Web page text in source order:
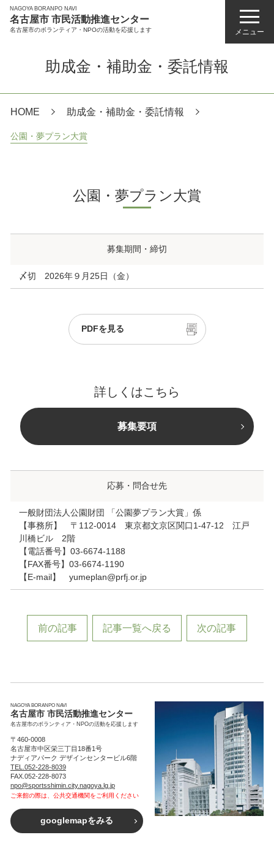
NAGOYA BORANPO NAVI
名古屋市 市民活動推進センター
名古屋市のボランティア・NPOの活動を応援します メニュー
助成金・補助金・委託情報
HOME 助成金・補助金・委託情報
公園・夢プラン大賞
公園・夢プラン大賞
募集期間・締切
〆切 2026年９月25日（金）
PDFを見る
詳しくはこちら
募集要項
応募・問合せ先
一般財団法人公園財団 「公園夢プラン大賞」係
【事務所】 〒112-0014 東京都文京区関口1-47-12 江戸
川橋ビル 2階
【電話番号】03-6674-1188
【FAX番号】03-6674-1190
【E-mail】 yumeplan@prfj.or.jp
前の記事 記事一覧へ戻る 次の記事
NAGOYA BORANPO NAVI
名古屋市 市民活動推進センター
名古屋市のボランティア・NPOの活動を応援します
〒460-0008
名古屋市中区栄三丁目18番1号
ナディアパーク デザインセンタービル6階
TEL.052-228-8039
FAX.052-228-8073
npo@sportsshimin.city.nagoya.lg.jp
ご来館の際は、公共交通機関をご利用ください
googlemapをみる